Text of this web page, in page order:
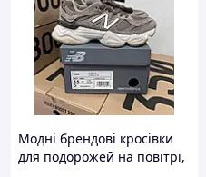
Модні брендові кросівки
для подорожей на повітрі,